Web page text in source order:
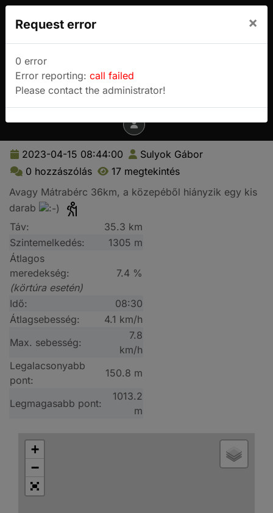
Sulyok Gábor túrablogja
Menu
2023-04-15 08:44:00
Sulyok Gábor
0 hozzászólás
17 megtekintés
Avagy Mátrabérc 36km, a közepéből hiányzik egy kis
darab
Táv:
35.3 km
Szintemelkedés:
1305 m
Átlagos
meredekség:
(körtúra esetén)
7.4 %
Idő:
08:30
Átlagsebesség:
4.1 km/h
Max. sebesség:
7.8
km/h
Legalacsonyabb
pont:
150.8 m
Legmagasabb pont:
1013.2
m
+
−
Request error ×
0 error
Error reporting: call failed
Please contact the administrator!